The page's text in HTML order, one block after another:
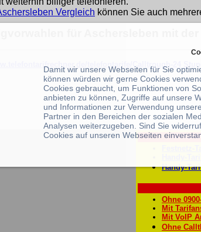
Vergleich können Sie auch
für Aschersleben mit der
telefontarife/Calltrough-24
Handy-
Ohne
Mit
Mit VoIP
Ohne
Damit wir unsere Webseiten für Sie
können würden wir gerne Cookies
Cookies gebraucht, um Funktionen von
anbieten zu können, Zugriffe auf unsere
und Informationen zur Verwendung
Partner in den Bereichen der sozialen
Analysen weiterzugeben. Sind Sie
Cookies auf unseren Webseiten